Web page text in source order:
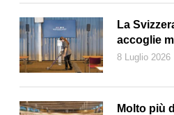
Il nucleo di Ronco sopra Ascona (Ti-
La
accoglie
8 Luglio 2026
Molto più